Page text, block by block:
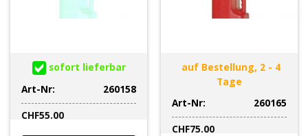
sofort lieferbar
Art-Nr:
260158
CHF55.00
auf Bestellung, 2 - 4
Tage
Art-Nr:
260165
CHF75.00